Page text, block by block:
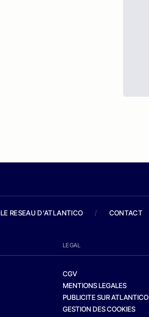
LE RESEAU D'ATLANTICO / CONTACT
LEGAL
CGV
MENTIONS LEGALES
PUBLICITE SUR ATLANTICO
GESTION DES COOKIES